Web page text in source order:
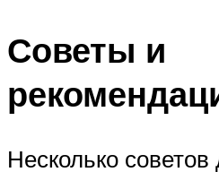
Советы и
Несколько